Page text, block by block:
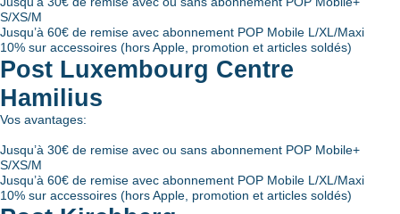
S/XS/M
Jusqu’à 60€ de remise avec abonnement POP Mobile L/XL/Maxi
10% sur accessoires (hors Apple, promotion et articles soldés)
Post Luxembourg Centre
Hamilius
Vos avantages:
Jusqu’à 30€ de remise avec ou sans abonnement POP Mobile+
S/XS/M
Jusqu’à 60€ de remise avec abonnement POP Mobile L/XL/Maxi
10% sur accessoires (hors Apple, promotion et articles soldés)